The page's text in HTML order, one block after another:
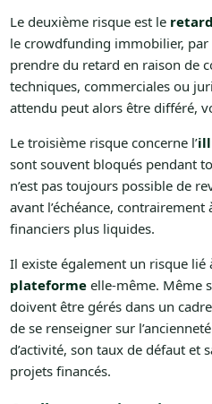
Le deuxième risque est le
le crowdfunding immobilier,
prendre du retard en raison de
techniques, commerciales ou
attendu peut alors être différé,
Le troisième risque concerne l’
sont souvent bloqués pendant
n’est pas toujours possible de
avant l’échéance,
financiers plus liquides.
Il existe également un risque lié
plateformeelle-même. Même
doivent être gérés dans un
de se renseigner sur
d’activité, son taux de défaut et
projets financés.